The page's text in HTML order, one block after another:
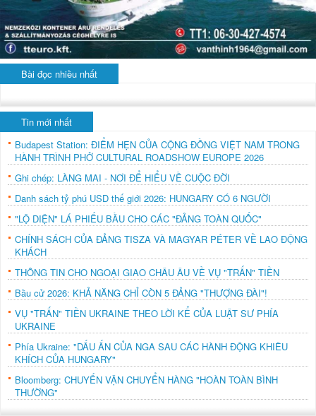
Bài đọc nhiều nhất
Tin mới nhất
Budapest Station: ĐIỂM HẸN CỦA CỘNG ĐỒNG VIỆT NAM TRONG
HÀNH TRÌNH PHỞ CULTURAL ROADSHOW EUROPE 2026
Ghi chép: LÀNG MAI - NƠI ĐỂ HIỂU VỀ CUỘC ĐỜI
Danh sách tỷ phú USD thế giới 2026: HUNGARY CÓ 6 NGƯỜI
"LỘ DIỆN" LÁ PHIẾU BẦU CHO CÁC "ĐẢNG TOÀN QUỐC"
CHÍNH SÁCH CỦA ĐẢNG TISZA VÀ MAGYAR PÉTER VỀ LAO ĐỘNG
KHÁCH
THÔNG TIN CHO NGOẠI GIAO CHÂU ÂU VỀ VỤ "TRẤN" TIỀN
Bầu cử 2026: KHẢ NĂNG CHỈ CÒN 5 ĐẢNG "THƯỢNG ĐÀI"!
VỤ "TRẤN" TIỀN UKRAINE THEO LỜI KỂ CỦA LUẬT SƯ PHÍA
UKRAINE
Phía Ukraine: "DẤU ẤN CỦA NGA SAU CÁC HÀNH ĐỘNG KHIÊU
KHÍCH CỦA HUNGARY"
Bloomberg: CHUYẾN VẬN CHUYỂN HÀNG "HOÀN TOÀN BÌNH
THƯỜNG"